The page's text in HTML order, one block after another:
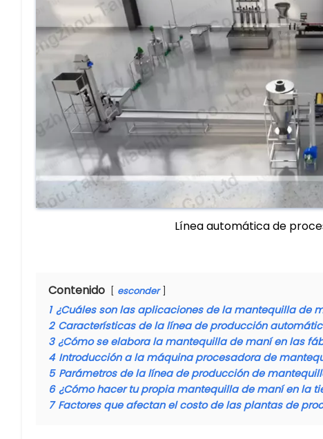
Línea automática de
Contenido esconder
1 ¿Cuáles son las aplicaciones de la mantequilla de
2 Características de la línea de producción
3 ¿Cómo se elabora la mantequilla de maní en las
4 Introducción a la máquina procesadora de
5 Parámetros de la línea de producción de
6 ¿Cómo hacer tu propia mantequilla de maní en la
7 Factores que afectan el costo de las plantas de